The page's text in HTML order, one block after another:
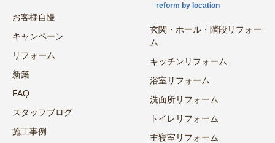
お客様自慢
キャンペーン
リフォーム
新築
FAQ
スタッフブログ
施工事例
reform by location
玄関・ホール・階段リフォー
ム
キッチンリフォーム
浴室リフォーム
洗面所リフォーム
トイレリフォーム
主寝室リフォーム